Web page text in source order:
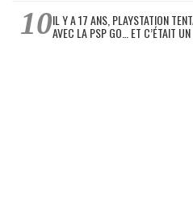
IL Y A 17 ANS, PLAYSTATION
AVEC LA PSP GO… ET C’ÉTAIT